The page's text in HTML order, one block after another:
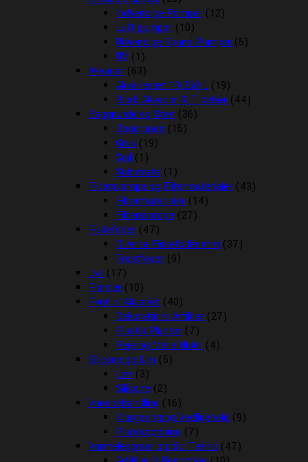
Indvendige Pumper (12)
Luft pumper (10)
Udvendige Spand Pumper (5)
UV (1)
Akvarier (63)
Akvariesæt 10-260 L (19)
Biorb Akvarier & Tilbehør (44)
Baggrunde og Sten (36)
Baggrunde (15)
Grus (19)
Soil (1)
Substrate (1)
Filtersvampe og Filtermaterialer (43)
Filtermaterialer (14)
Filtersvampe (27)
Fiskefoder (47)
Diverse Fiskefoder mm (37)
Frostfoder (9)
Lys (17)
Planter (10)
Pynt til Akvariet (40)
Dekorations Artikler (27)
Plastik Planter (7)
Reje og Malle Huler (4)
Silicone og Lim (5)
Lim (3)
Silicone (2)
Vandbehandling (16)
Klargøring og Vedligehold (9)
Plantegødning (7)
Varmelegemer og div. Teknik (47)